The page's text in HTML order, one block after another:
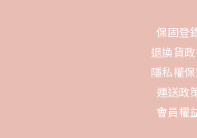
保固登
退換貨
隱私權
運送政
會員權